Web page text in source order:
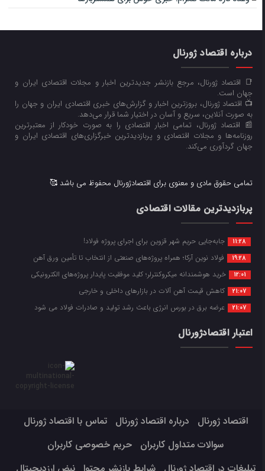
درباره اقتصاد ژورنال
📑 اقتصاد ژورنال، مرجع بازنشر جدیدترین اخبار و مجلات اقتصادی ایران و
جهان است.
📺 اقتصاد ژورنال، بروزترین اخبار و گزارش‌های خبری اقتصادی ایران و جهان را
به صورت آنلاین، سریع و آسان در اختیار شما قرار می‌‌دهد.
📰 اقتصاد ژورنال، تمامی اخبار اقتصادی را به صورت خودکار از معتبرترین
روزنامه‌ها و مجلات اقتصادی و پربازدیدترین خبرگزاری‌های اقتصادی ایران و
جهان گردآوری می‌کند.
تمامی حقوق مادی و معنوی برای اقتصادژورنال محفوظ می باشد 🥰
پربازدیدترین مقالات اقتصادی
11:28 جابه‌جایی حریم شهر قزوین برای اجرای پروژه فولاد!
19:28 فولاد نوین آرکا؛ همراه پروژه‌های صنعتی از انتخاب تا تأمین ورق آهن
12:01 خرید هوشمندانه میکروکنترلر؛ کلید موفقیت پایدار پروژه‌های الکترونیکی
21:07 کاهش قیمت آهن آلات در بازارهای داخلی و خارجی
21:07 عرضه برق در بورس انرژی باعث رشد تولید و صادرات فولاد می شود
اعتبار اقتصادژورنال
اقتصاد ژورنال درباره اقتصاد ژورنال
تماس با اقتصاد ژورنال
سوالات متداول کاربران
حریم خصوصی کاربران